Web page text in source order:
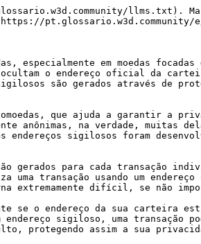
llms.txt).
pt.glossario.w3d.community/
em moedas
o endereço oficial da
são gerados através de
que ajuda a garantir a
anônimas, na verdade, muitas
sigilosos foram
gerados para cada transação
transação usando um
extremamente difícil, se não
se o endereço da sua carteira
endereço sigiloso, uma transação
protegendo assim a sua